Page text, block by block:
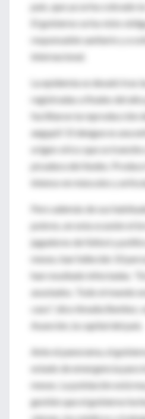
país, que ya se ha cobrado
El gobierno se ha visto
responsable sanitario y a
internacional.
La epidemia se desató tras
registradas a finales del año
facilitaron la reproducción
aegypti'. El dengue es una
origen vírico que se transite
picadura del Aedes.
intenso en músculos y
Pero además de sus
pobres, en esta ocasión el
jugadores de fútbol y
meses, han fallecido 10
han resultado infectadas.
asustados. Todo el mundo
caos", dice Amalia Benítez,
Asunción, la capital del país.
Ante el panorama, el
estado de emergencia para
meses. La población está
gestión que el gobierno ha